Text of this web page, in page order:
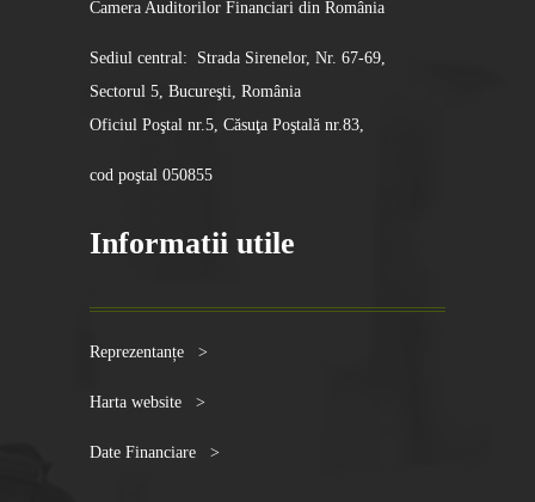
Camera Auditorilor Financiari din România
Sediul central: Strada Sirenelor, Nr. 67-69,
Sectorul 5, Bucureşti, România
Oficiul Poştal nr.5, Căsuţa Poştală nr.83,
cod poştal 050855
Informatii utile
Reprezentanțe >
Harta website >
Date Financiare >